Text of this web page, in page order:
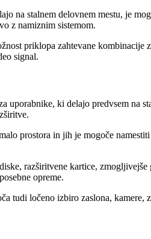
na stalnem delovnem mestu, je
z namiznim sistemom.
priklopa zahtevane kombinacije
signal.
uporabnike, ki delajo predvsem na
prostora in jih je mogoče
razširitvene kartice,
opreme.
tudi ločeno izbiro zaslona,